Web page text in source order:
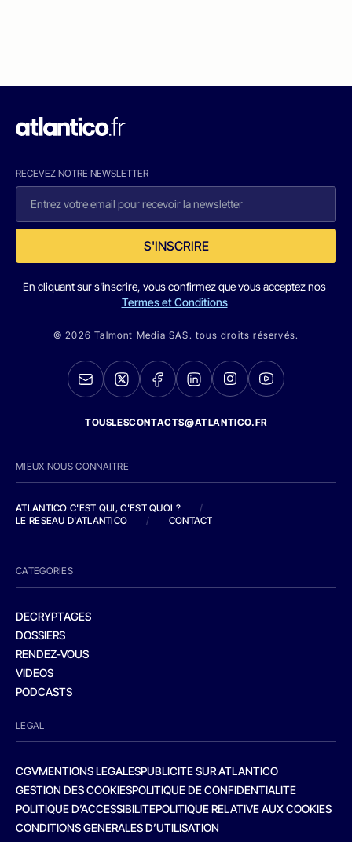
RECEVEZ NOTRE NEWSLETTER
S'INSCRIRE
En cliquant sur s'inscrire, vous confirmez que vous acceptez nos
Termes et Conditions
© 2026 Talmont Media SAS. tous droits réservés.
TOUSLESCONTACTS@ATLANTICO.FR
MIEUX NOUS CONNAITRE
ATLANTICO C'EST QUI, C'EST QUOI ?
/
LE RESEAU D'ATLANTICO
/ CONTACT
CATEGORIES
DECRYPTAGES
DOSSIERS
RENDEZ-VOUS
VIDEOS
PODCASTS
LEGAL
CGVMENTIONS LEGALESPUBLICITE SUR ATLANTICO
GESTION DES COOKIESPOLITIQUE DE CONFIDENTIALITE
POLITIQUE D’ACCESSIBILITEPOLITIQUE RELATIVE AUX COOKIES
CONDITIONS GENERALES D’UTILISATION